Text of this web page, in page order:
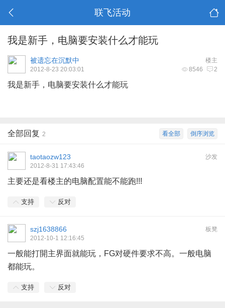
联飞活动
我是新手，电脑要安装什么才能玩
楼主
被遗忘在沉默中
8546 2
2012-8-23 20:03:01
我是新手，电脑要安装什么才能玩
倒序浏览
看全部
全部回复 2
沙发
taotaozw123
2012-8-31 17:43:46
主要还是看楼主的电脑配置能不能跑!!!
支持 反对
板凳
szj1638866
2012-10-1 12:16:45
一般能打開主界面就能玩，FG对硬件要求不高。一般电脑
都能玩。
支持 反对